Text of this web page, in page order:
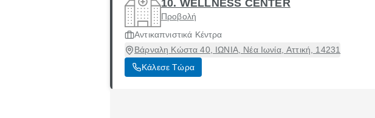
10. WELLNESS CENTER
Προβολή
Αντικαπνιστικά Κέντρα
Βάρναλη Κώστα 40, ΙΩΝΙΑ, Νέα Ιωνία, Αττική, 14231
Κάλεσε Τώρα